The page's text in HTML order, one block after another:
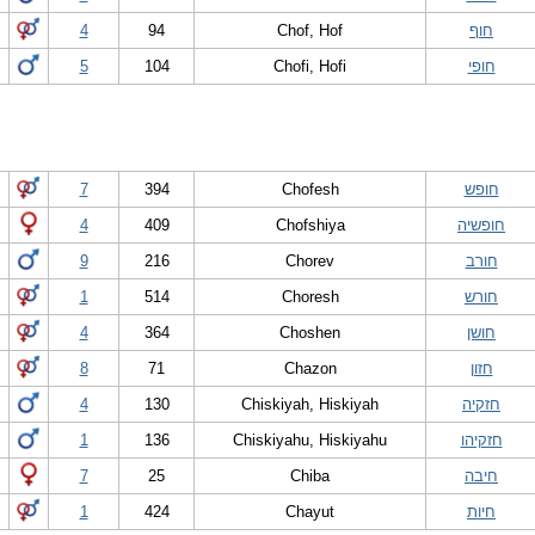
חוף
Chof, Hof
94
4
חופי
Chofi, Hofi
104
5
חופש Chofesh
394
7
חופשיה
Chofshiya
409
4
חורב
Chorev
216
9
חורש
Choresh
514
1
חושן
Choshen
364
4
חזון
Chazon
71
8
חזקיה
Chiskiyah, Hiskiyah
130
4
חזקיהו
Chiskiyahu, Hiskiyahu
136
1
חיבה
Chiba
25
7
חיות
Chayut
424
1